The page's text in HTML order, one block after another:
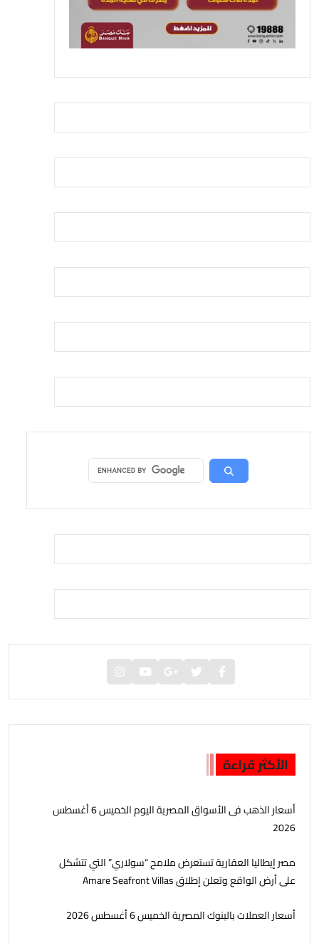
الأكثر قراءة
أسعار الذهب فى الأسواق المصرية اليوم الخميس 6 أغسطس
2026
مصر إيطاليا العقارية تستعرض ملامح “سولاري” التي تتشكل
على أرض الواقع وتعلن إطلاق Amare Seafront Villas
أسعار العملات بالبنوك المصرية الخميس 6 أغسطس 2026